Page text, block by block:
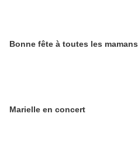
Bonne fête à toutes les mamans
Marielle en concert